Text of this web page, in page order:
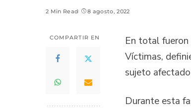
2 Min Read 8 agosto, 2022
COMPARTIR EN
En total fueron
Víctimas,
sujeto
Durante esta